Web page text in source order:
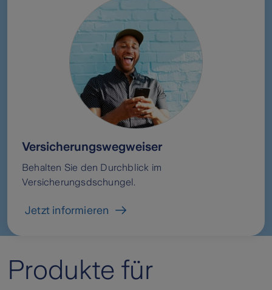
Versicherungswegweiser
Behalten Sie den Durchblick im
Versicherungsdschungel.
Jetzt informieren
Produkte für